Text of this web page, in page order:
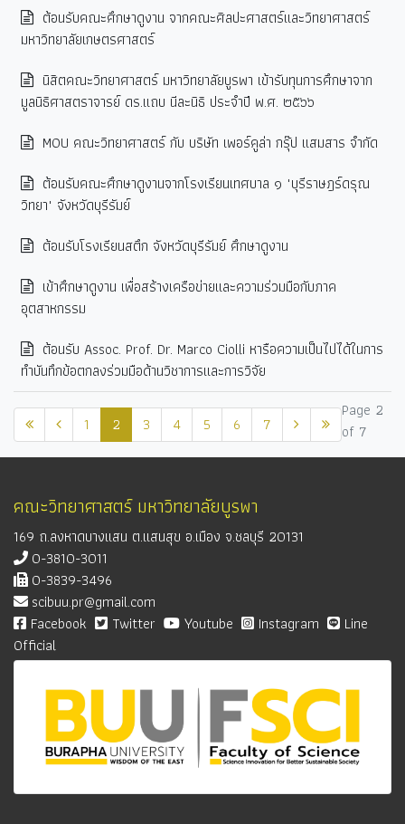
ต้อนรับคณะศึกษาดูงาน จากคณะศิลปะศาสตร์และวิทยาศาสตร์
มหาวิทยาลัยเกษตรศาสตร์
นิสิตคณะวิทยาศาสตร์ มหาวิทยาลัยบูรพา เข้ารับทุนการศึกษาจาก
มูลนิธิศาสตราจารย์ ดร.แถบ นีละนิธิ ประจำปี พ.ศ. ๒๕๖๖
MOU คณะวิทยาศาสตร์ กับ บริษัท เพอร์คูล่า กรุ๊ป แสมสาร จำกัด
ต้อนรับคณะศึกษาดูงานจากโรงเรียนเทศบาล ๑ "บุรีราษฎร์ดรุณ
วิทยา" จังหวัดบุรีรัมย์
ต้อนรับโรงเรียนสตึก จังหวัดบุรีรัมย์ ศึกษาดูงาน
เข้าศึกษาดูงาน เพื่อสร้างเครือข่ายและความร่วมมือกับภาค
อุตสาหกรรม
ต้อนรับ Assoc. Prof. Dr. Marco Ciolli หารือความเป็นไปได้ในการ
ทำบันทึกข้อตกลงร่วมมือด้านวิชาการและการวิจัย
Page 2
of 7
1 2 3 4 5 6 7
คณะวิทยาศาสตร์ มหาวิทยาลัยบูรพา
169 ถ.ลงหาดบางแสน ต.แสนสุข อ.เมือง จ.ชลบุรี 20131
0-3810-3011
0-3839-3496
scibuu.pr@gmail.com
Facebook
Twitter Youtube Instagram
Line
Official